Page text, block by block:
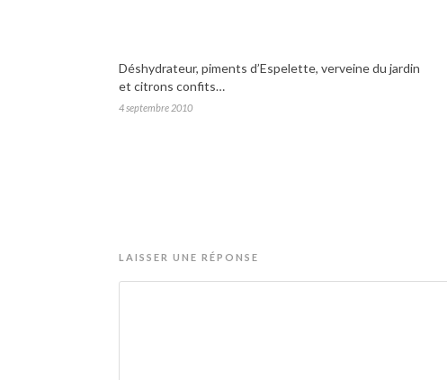
Déshydrateur, piments d’Espelette, verveine du jardin
et citrons confits…
4 septembre 2010
LAISSER UNE RÉPONSE